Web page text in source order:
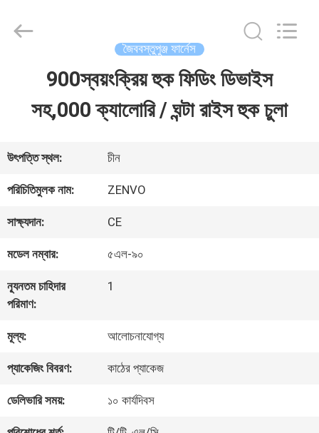
আমাদের
সম্পর্কে
কারখানা
ভ্রমণ
মান
নিয়ন্ত্রণ
TECHNOLOGY
জৈববস্তুপুঞ্জ ফার্নেস
900স্বয়ংক্রিয় হুক ফিডিং ডিভাইস
সহ,000 ক্যালোরি / ঘন্টা রাইস হুক চুলা
উৎপত্তি স্থল: চীন
পরিচিতিমুলক নাম: ZENVO
সাক্ষ্যদান: CE
মডেল নম্বার: ৫এল-৯০
ন্যূনতম চাহিদার
পরিমাণ:
1
মূল্য: আলোচনাযোগ্য
প্যাকেজিং বিবরণ: কাঠের প্যাকেজ
ডেলিভারি সময়: ১০ কার্যদিবস